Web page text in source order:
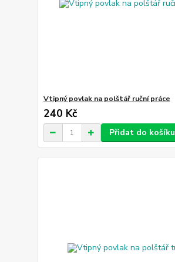
Vtipný povlak na polštář ruční práce
240 Kč
Přidat do košíku